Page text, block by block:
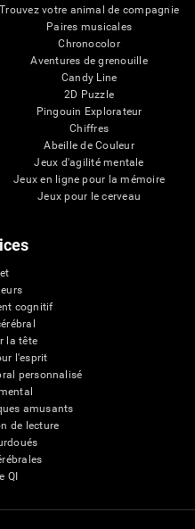
Trouvez votre animal de compagnie
Paires musicales
Chronocolor
Aventures de grenouille
Candy Line
2D Puzzle
Pingouin Explorateur
Chiffres
Abeille de Couleur
Jeux d'agilité mentale
Jeux en ligne pour la mémoire
Jeux pour le cerveau
cognitif
la tête
l'esprit
personnalisé
amusants
de lecture
QI